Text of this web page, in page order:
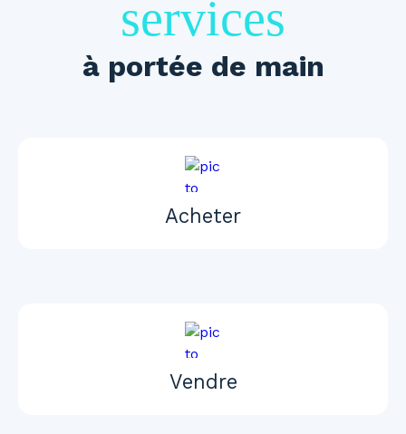
services
à portée de main
Acheter
Vendre